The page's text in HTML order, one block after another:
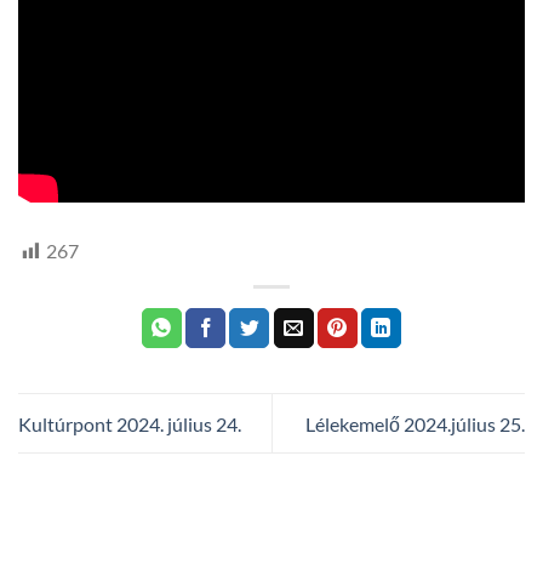
267
Kultúrpont 2024. július 24. Lélekemelő 2024.július 25.